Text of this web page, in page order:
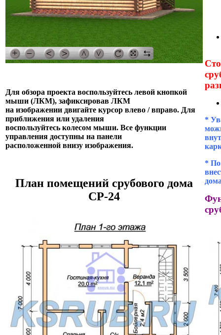
Для обзора проекта воспользуйтесь левой кнопкой
мыши (ЛКМ), зафиксировав ЛКМ
на изображении двигайте курсор влево / вправо. Для
приближения или удаления
воспользуйтесь колесом мыши. Все функции
управления доступны на панели
расположенной внизу изображения.
План помещений срубового дома
СР-24
*
*